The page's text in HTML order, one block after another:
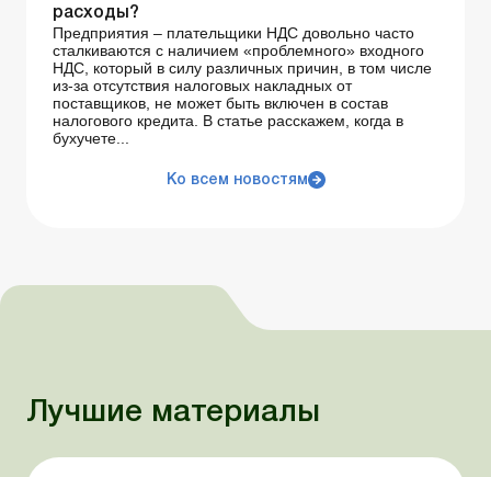
расходы?
Предприятия – плательщики НДС довольно часто
сталкиваются с наличием «проблемного» входного
НДС, который в силу различных причин, в том числе
из-за отсутствия налоговых накладных от
поставщиков, не может быть включен в состав
налогового кредита. В статье расскажем, когда в
бухучете...
Ко всем новостям
Лучшие материалы